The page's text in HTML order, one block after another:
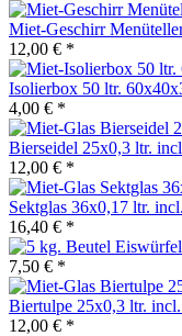
Miet-Geschirr
12,00 € *
Isolierbox 50 ltr.
4,00 € *
Bierseidel 25x0,3 ltr.
12,00 € *
Sektglas 36x0,17 ltr.
16,40 € *
7,50 € *
Biertulpe 25x0,3 ltr.
12,00 € *